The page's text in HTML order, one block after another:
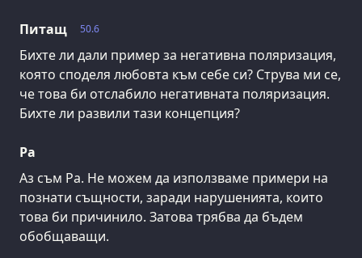
50.6
Питащ
Бихте ли дали пример за негативна поляризация,
която споделя любовта към себе си? Струва ми се,
че това би отслабило негативната поляризация.
Бихте ли развили тази концепция?
Ра
Аз съм Ра. Не можем да използваме примери на
познати същности, заради нарушенията, които
това би причинило. Затова трябва да бъдем
обобщаващи.